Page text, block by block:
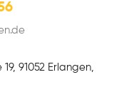
91052 Erlangen,